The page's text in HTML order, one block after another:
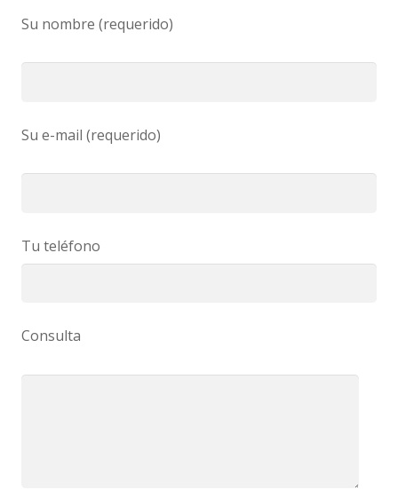
Su nombre (requerido)
Su e-mail (requerido)
Tu teléfono
Consulta